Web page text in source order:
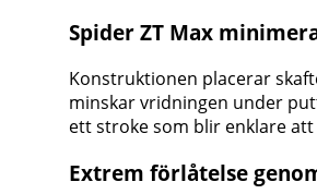
Spider ZT Max
Konstruktionen placerar
minskar vridningen under
ett stroke som blir enklare
Extrem förlåtelse